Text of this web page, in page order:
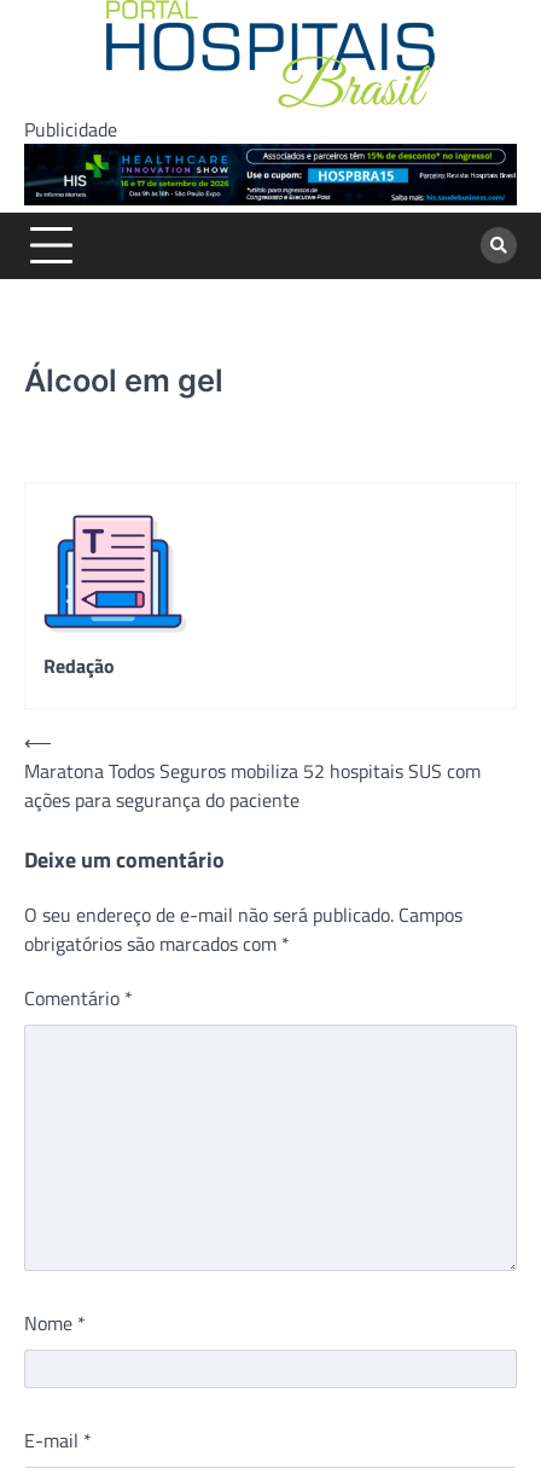
Publicidade
Álcool em gel
Redação
Navegação
de
Post
⟵
Maratona Todos Seguros mobiliza 52 hospitais SUS com
ações para segurança do paciente
Deixe um comentário
O seu endereço de e-mail não será publicado. Campos
obrigatórios são marcados com *
Comentário *
Nome *
E-mail *